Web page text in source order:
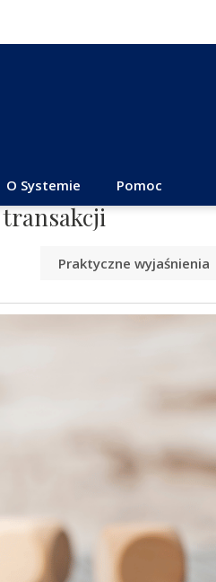
O Systemie Pomoc
Praktyczne wyjaśnienia